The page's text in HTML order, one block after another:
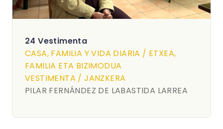
24 Vestimenta
CASA, FAMILIA Y VIDA DIARIA / ETXEA,
FAMILIA ETA BIZIMODUA
VESTIMENTA / JANZKERA
PILAR FERNÁNDEZ DE LABASTIDA LARREA